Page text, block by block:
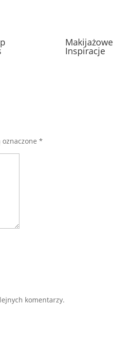
Makijażowe
Inspiracje
oznaczone*
komentarzy.